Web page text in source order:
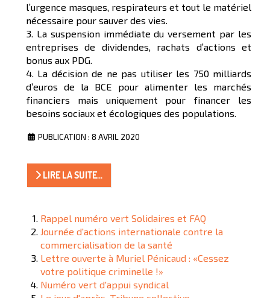
l’urgence masques, respirateurs et tout le matériel
nécessaire pour sauver des vies.
3. La suspension immédiate du versement par les
entreprises de dividendes, rachats d’actions et
bonus aux PDG.
4. La décision de ne pas utiliser les 750 milliards
d’euros de la BCE pour alimenter les marchés
financiers mais uniquement pour financer les
besoins sociaux et écologiques des populations.
PUBLICATION : 8 AVRIL 2020
LIRE LA SUITE...
Rappel numéro vert Solidaires et FAQ
Journée d'actions internationale contre la
commercialisation de la santé
Lettre ouverte à Muriel Pénicaud : «Cessez
votre politique criminelle !»
Numéro vert d'appui syndical